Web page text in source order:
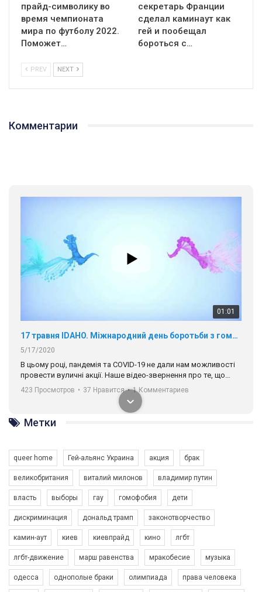
прайд-символику во
время чемпионата
мира по футболу 2022.
Поможет…
секретарь Франции
сделал каминаут как
гей и пообещал
бороться с…
PREV NEXT
Комментарии
01:01
В цьому році, пандемія та COVІD-19 не дали нам можливості
навіть коли ми у різних містах та не можемо зустрінеться, ми
разом. Ми закликаємо всіх хто поділяє цінності рівності та
ГАУ є в 16 областях України.
Разом наш голос лунає гучніше!
423 Просмотров • 37 Нравится • 1 Комментариев
6/30/2017
Емоційний та вражаючий промо-ролік на конкурс PACT, який
представляє програму "Гей-альянс Україна" з протидії
насильству проти ЛГБТ в Україні.
Ми просимо вашої підтримки, щоб реалізувати нашу
1.9K Просмотров • 226 Нравится • 5 Комментариев
Метки
queer home Гей-альянс Украина акция брак
великобритания виталий милонов владимир путин
власть выборы гау гомофобия дети
дискриминация дональд трамп законотворчество
камин-аут киев киевпрайд кино лгбт
лгбт-движение марш равенства мракобесие музыка
одесса однополые браки олимпиада права человека